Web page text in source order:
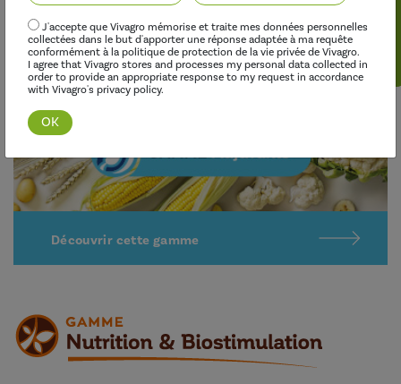
croissance, tout en limitant leur impact sur l’environnement.
Découvrir cette gamme
J'accepte que Vivagro mémorise et traite mes données personnelles
collectées dans le but d'apporter une réponse adaptée à ma requête
conformément à la politique de protection de la vie privée de Vivagro.
I agree that Vivagro stores and processes my personal data collected in
order to provide an appropriate response to my request in accordance
with Vivagro's privacy policy.